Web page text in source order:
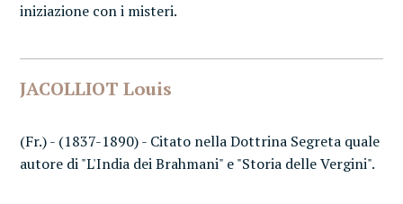
iniziazione con i misteri.
JACOLLIOT Louis
(Fr.) - (1837-1890) - Citato nella Dottrina Segreta quale
autore di "L'India dei Brahmani" e "Storia delle Vergini".